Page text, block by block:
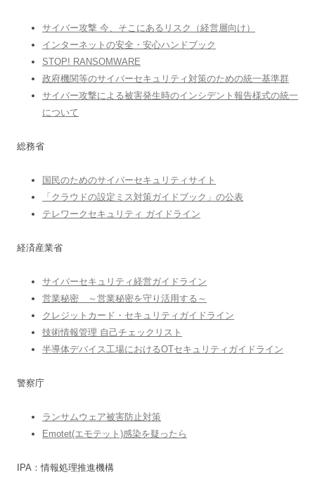
サイバー攻撃 今、そこにあるリスク（経営層向け）
インターネットの安全・安心ハンドブック
STOP! RANSOMWARE
政府機関等のサイバーセキュリティ対策のための統一基準群
サイバー攻撃による被害発生時のインシデント報告様式の統一
について
総務省
国民のためのサイバーセキュリティサイト
「クラウドの設定ミス対策ガイドブック」の公表
テレワークセキュリティ ガイドライン
経済産業省
サイバーセキュリティ経営ガイドライン
営業秘密 ～営業秘密を守り活用する～
クレジットカード・セキュリティガイドライン
技術情報管理 自己チェックリスト
半導体デバイス工場におけるOTセキュリティガイドライン
警察庁
ランサムウェア被害防止対策
Emotet(エモテット)感染を疑ったら
IPA：情報処理推進機構